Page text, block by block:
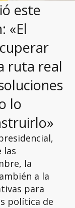
este
«El
ruta real
lo
las
la
a la
para
política de